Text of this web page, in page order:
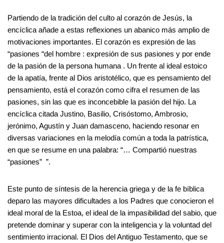
Partiendo de la tradición del culto al corazón de Jesús, la
encíclica añade a estas reflexiones un abanico más amplio de
motivaciones importantes. El corazón es expresión de las
“pasiones “del hombre : expresión de sus pasiones y por ende
de la pasión de la persona humana . Un frente al ideal estoico
de la apatía, frente al Dios aristotélico, que es pensamiento del
pensamiento, está el corazón como cifra el resumen de las
pasiones, sin las que es inconcebible la pasión del hijo. La
encíclica citada Justino, Basilio, Crisóstomo, Ambrosio,
jerónimo, Agustín y Juan damasceno, haciendo resonar en
diversas variaciones en la melodía común a toda la patrística,
en que se resume en una palabra: “… Compartió nuestras
“pasiones” ”.
Este punto de síntesis de la herencia griega y de la fe bíblica
deparo las mayores dificultades a los Padres que conocieron el
ideal moral de la Estoa, el ideal de la impasibilidad del sabio, que
pretende dominar y superar con la inteligencia y la voluntad del
sentimiento irracional. El Dios del Antiguo Testamento, que se